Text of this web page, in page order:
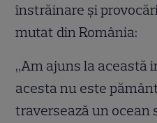
înstrăinare și
mutat din România:
„Am ajuns la această
acesta nu este
traversează un ocean